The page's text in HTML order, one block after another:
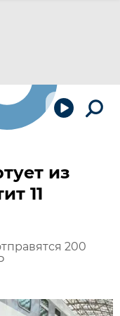
из
11
200